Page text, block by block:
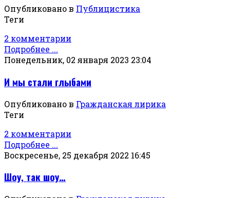
Опубликовано в Публицистика
Теги
2 комментарии
Подробнее ...
Понедельник, 02 января 2023 23:04
И мы стали глыбами
Опубликовано в Гражданская лирика
Теги
2 комментарии
Подробнее ...
Воскресенье, 25 декабря 2022 16:45
Шоу, так шоу…